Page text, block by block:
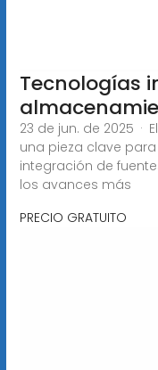
Tecnologías
23 de jun. de 2025 ·
una pieza clave
integración de
los avances más
PRECIO GRATUITO